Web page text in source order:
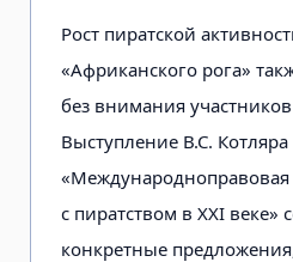
Рост пиратской
«Африканского рога»
без внимания
Выступление В.С. Котляра
с пиратством в XXI веке»
конкретные